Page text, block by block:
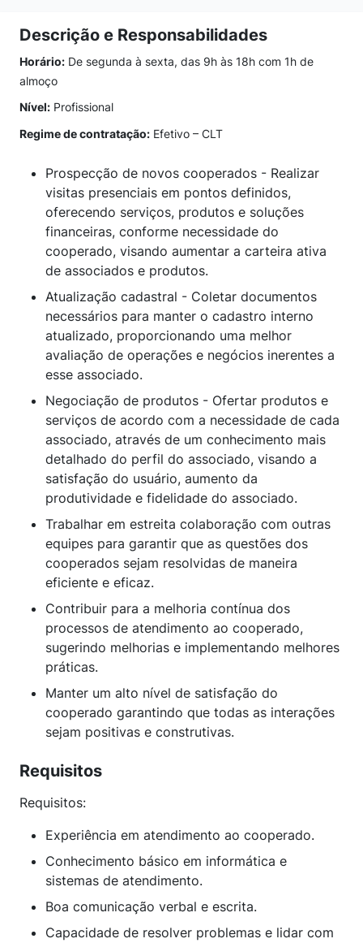
Descrição e Responsabilidades
Horário: De segunda à sexta, das 9h às 18h com 1h de
almoço
Nível: Profissional
Regime de contratação: Efetivo – CLT
Prospecção de novos cooperados - Realizar
visitas presenciais em pontos definidos,
oferecendo serviços, produtos e soluções
financeiras, conforme necessidade do
cooperado, visando aumentar a carteira ativa
de associados e produtos.
Atualização cadastral - Coletar documentos
necessários para manter o cadastro interno
atualizado, proporcionando uma melhor
avaliação de operações e negócios inerentes a
esse associado.
Negociação de produtos - Ofertar produtos e
serviços de acordo com a necessidade de cada
associado, através de um conhecimento mais
detalhado do perfil do associado, visando a
satisfação do usuário, aumento da
produtividade e fidelidade do associado.
Trabalhar em estreita colaboração com outras
equipes para garantir que as questões dos
cooperados sejam resolvidas de maneira
eficiente e eficaz.
Contribuir para a melhoria contínua dos
processos de atendimento ao cooperado,
sugerindo melhorias e implementando melhores
práticas.
Manter um alto nível de satisfação do
cooperado garantindo que todas as interações
sejam positivas e construtivas.
Requisitos
Requisitos:
Experiência em atendimento ao cooperado.
Conhecimento básico em informática e
sistemas de atendimento.
Boa comunicação verbal e escrita.
Capacidade de resolver problemas e lidar com